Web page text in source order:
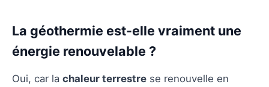
La géothermie est-elle vraiment une
énergie renouvelable ?
Oui, car la chaleur terrestre se renouvelle en